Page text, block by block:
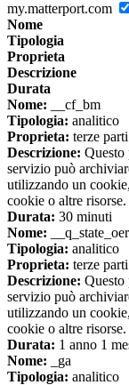
my.matterport.com
Nome
Tipologia
Proprieta
Descrizione
Durata
Nome: __cf_bm
Tipologia: analitico
Proprieta: terze parti
Descrizione: Questo
servizio può
utilizzando un
cookie o altre risorse.
Durata: 30 minuti
Nome:
Tipologia: analitico
Proprieta: terze parti
Descrizione: Questo
servizio può
utilizzando un
cookie o altre risorse.
Durata: 1 anno 1
Nome: _ga
Tipologia: analitico